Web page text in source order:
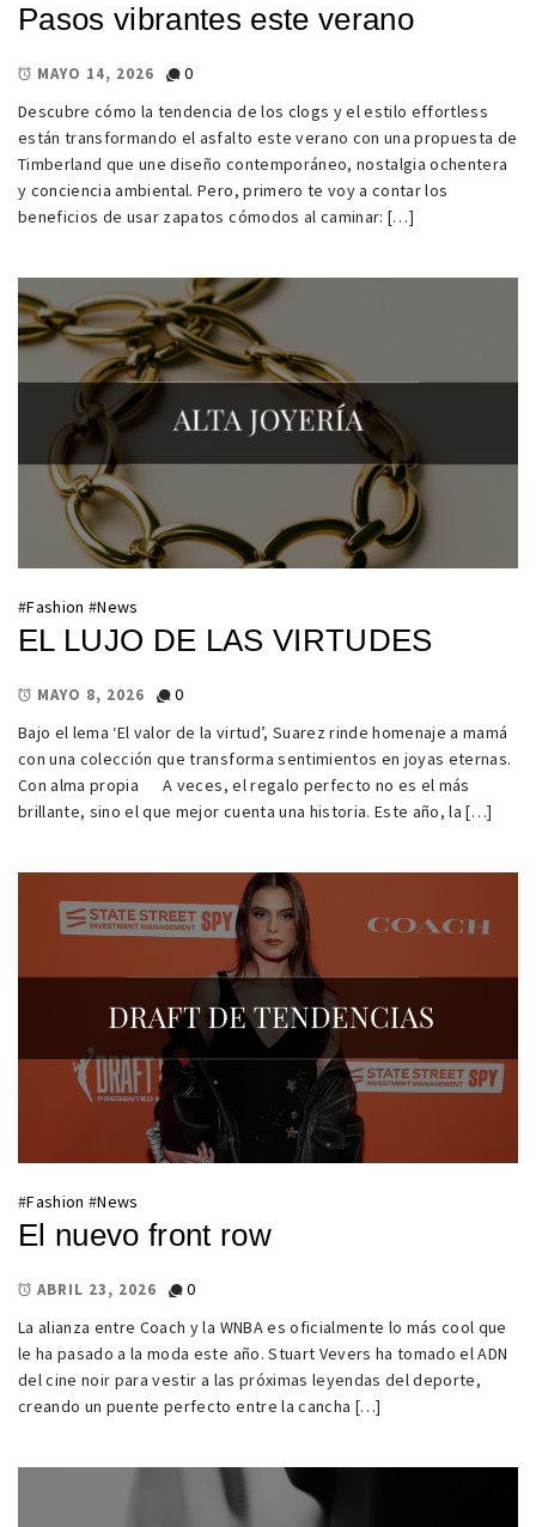
Pasos vibrantes este verano
MAYO 14, 2026
0
Descubre cómo la tendencia de los clogs y el estilo effortless
están transformando el asfalto este verano con una propuesta de
Timberland que une diseño contemporáneo, nostalgia ochentera
y conciencia ambiental. Pero, primero te voy a contar los
beneficios de usar zapatos cómodos al caminar: […]
#Fashion #News
EL LUJO DE LAS VIRTUDES
MAYO 8, 2026
0
Bajo el lema ‘El valor de la virtud’, Suarez rinde homenaje a mamá
con una colección que transforma sentimientos en joyas eternas.
Con alma propia A veces, el regalo perfecto no es el más
brillante, sino el que mejor cuenta una historia. Este año, la […]
#Fashion #News
El nuevo front row
ABRIL 23, 2026
0
La alianza entre Coach y la WNBA es oficialmente lo más cool que
le ha pasado a la moda este año. Stuart Vevers ha tomado el ADN
del cine noir para vestir a las próximas leyendas del deporte,
creando un puente perfecto entre la cancha […]